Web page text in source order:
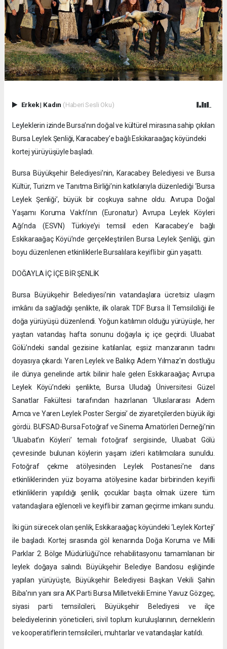
Erkek| Kadın (Haberi Sesli Oku)
Leyleklerin izinde Bursa’nın doğal ve kültürel mirasına sahip çıkılan
Bursa Leylek Şenliği, Karacabey’e bağlı Eskikaraağaç köyündeki
kortej yürüyüşüyle başladı.
Bursa Büyükşehir Belediyesi’nin, Karacabey Belediyesi ve Bursa
Kültür, Turizm ve Tanıtma Birliği’nin katkılarıyla düzenlediği ‘Bursa
Leylek Şenliği’, büyük bir coşkuya sahne oldu. Avrupa Doğal
Yaşamı Koruma Vakfı’nın (Euronatur) Avrupa Leylek Köyleri
Ağı’nda (ESVN) Türkiye’yi temsil eden Karacabey’e bağlı
Eskikaraağaç Köyü’nde gerçekleştirilen Bursa Leylek Şenliği, gün
boyu düzenlenen etkinliklerle Bursalılara keyifli bir gün yaşattı.
DOĞAYLA İÇ İÇE BİR ŞENLİK
Bursa Büyükşehir Belediyesi’nin vatandaşlara ücretsiz ulaşım
imkânı da sağladığı şenlikte, ilk olarak TDF Bursa İl Temsilciliği ile
doğa yürüyüşü düzenlendi. Yoğun katılımın olduğu yürüyüşle, her
yaştan vatandaş hafta sonunu doğayla iç içe geçirdi. Uluabat
Gölü’ndeki sandal gezisine katılanlar, eşsiz manzaranın tadını
doyasıya çıkardı. Yaren Leylek ve Balıkçı Adem Yılmaz’ın dostluğu
ile dünya genelinde artık bilinir hale gelen Eskikaraağaç Avrupa
Leylek Köyü’ndeki şenlikte, Bursa Uludağ Üniversitesi Güzel
Sanatlar Fakültesi tarafından hazırlanan ‘Uluslararası Adem
Amca ve Yaren Leylek Poster Sergisi’ de ziyaretçilerden büyük ilgi
gördü. BUFSAD-Bursa Fotoğraf ve Sinema Amatörleri Derneği’nin
‘Uluabat’ın Köyleri’ temalı fotoğraf sergisinde, Uluabat Gölü
çevresinde bulunan köylerin yaşam izleri katılımcılara sunuldu.
Fotoğraf çekme atölyesinden Leylek Postanesi’ne dans
etkinliklerinden yüz boyama atölyesine kadar birbirinden keyifli
etkinliklerin yapıldığı şenlik, çocuklar başta olmak üzere tüm
vatandaşlara eğlenceli ve keyifli bir zaman geçirme imkanı sundu.
İki gün sürecek olan şenlik, Eskikaraağaç köyündeki ‘Leylek Korteji’
ile başladı. Kortej sırasında göl kenarında Doğa Koruma ve Milli
Parklar 2. Bölge Müdürlüğü'nce rehabilitasyonu tamamlanan bir
leylek doğaya salındı. Büyükşehir Belediye Bandosu eşliğinde
yapılan yürüyüşte, Büyükşehir Belediyesi Başkan Vekili Şahin
Biba’nın yanı sıra AK Parti Bursa Milletvekili Emine Yavuz Gözgeç,
siyasi parti temsilcileri, Büyükşehir Belediyesi ve ilçe
belediyelerinin yöneticileri, sivil toplum kuruluşlarının, derneklerin
ve kooperatiflerin temsilcileri, muhtarlar ve vatandaşlar katıldı.